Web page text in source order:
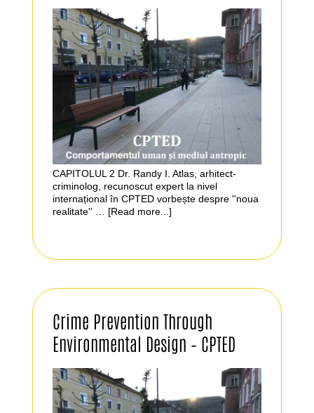
CAPITOLUL 2 Dr. Randy I. Atlas, arhitect-
criminolog, recunoscut expert la nivel
internațional în CPTED vorbește despre ''noua
realitate'' … [Read more...]
Crime Prevention Through
Environmental Design – CPTED